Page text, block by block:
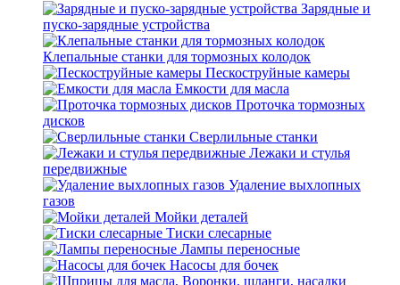
Зарядные и
пуско-зарядные устройства
Клепальные станки для тормозных колодок
Пескоструйные камеры
Емкости для масла
Проточка тормозных
дисков
Сверлильные станки
Лежаки и стулья
передвижные
Удаление выхлопных
газов
Мойки деталей
Тиски слесарные
Лампы переносные
Насосы для бочек